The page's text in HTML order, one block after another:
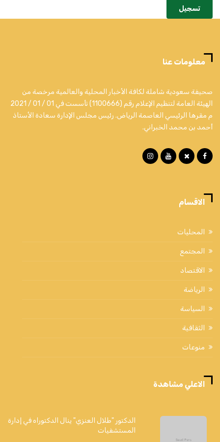
تسجيل
معلومات عنا
صحيفة سعودية شاملة لكافة الأخبار المحلية والعالمية مرخصة من
الهيئة العامة لتنظيم الإعلام رقم (1100666) تأسست في 01 / 01 / 2021
م مقرها الرئيسي العاصمة الرياض. رئيس مجلس الإدارة سعادة الأستاذ
أحمد بن محمد الخبراني.
الاقسام
المحليات
المجتمع
الاقتصاد
الرياضة
السياسة
الثقافية
منوعات
الاعلي مشاهدة
الدكتور "طلال العنزي" ينال الدكتوراه في إدارة
المستشفيات